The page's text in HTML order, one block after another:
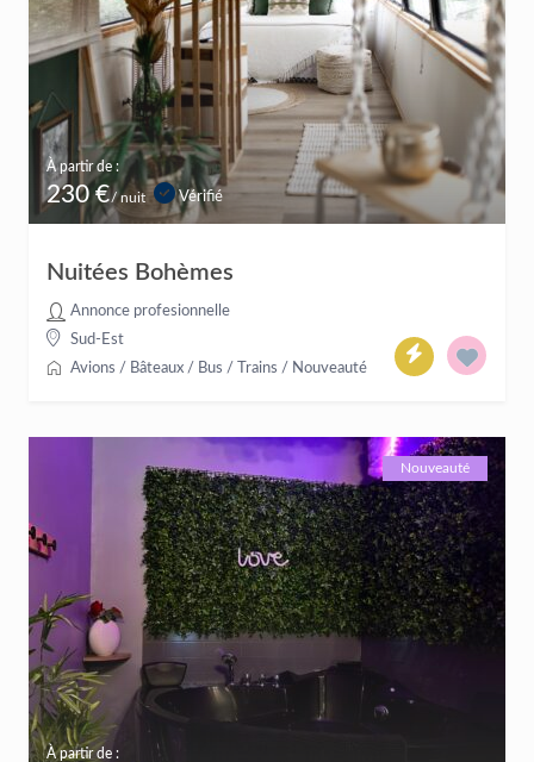
À partir de :
230 €/ nuit Vérifié
Nuitées Bohèmes
Annonce profesionnelle
Sud-Est
Avions / Bâteaux / Bus / Trains / Nouveauté
À partir de :
Nouveauté